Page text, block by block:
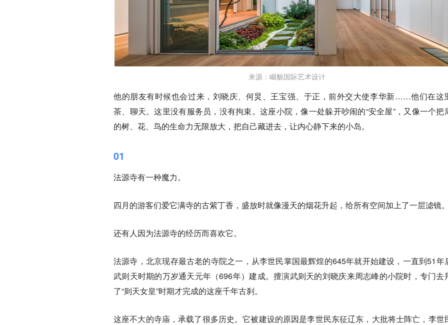
来源：崛貌国际艺术设计
他的朋友有时候也会过来，刘晓庆、何炅、王宝强、于正，前外交大使李华新……他们在这
茶、聊天。这里没有服务员，没有拘束。这座小院，像一处躲开吵闹的“安全屋”，又像一个把
的树、花、鸟的生命力无限放大，把自己藏进去，让内心静下来的小岛。
01
法源寺有一种魔力。
四月的游客们爱它满寺的古紫丁香，盛放时就像漫天的烟花升起，给所有空间加上了一层滤镜。
还有人因为法源寺的经历而喜欢它。
法源寺，北京现存最古老的寺院之一，从李世民掌国最辉煌的645年就开始建设，一直到51年
武则天时期的万岁通天元年（696年）建成。擅演武则天的刘晓庆来周志峰的小院时，专门去
了“则天女皇”时期才完成的这座千年古刹。
这座不大的寺庙，承载了很多历史。它被建设的原因是李世民东征辽东，大批将士阵亡，李世